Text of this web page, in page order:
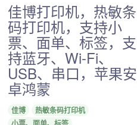
佳博打印机，热敏条
码打印机，支持小
票、面单、标签，支
持蓝牙、Wi-Fi、
USB、串口，苹果安
卓鸿蒙
佳博
热敏条码打印机